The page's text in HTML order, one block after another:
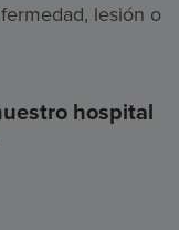
lesión o
hospital